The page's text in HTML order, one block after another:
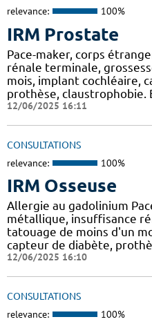
relevance: 100%
IRM Prostate
Pace-maker, corps
rénale terminale,
mois, implant cochléaire,
prothèse, claustrophobie.
12/06/2025 16:11
CONSULTATIONS
relevance: 100%
IRM Osseuse
Allergie au gadolinium
métallique, insuffisance
tatouage de moins d'un
capteur de diabète,
12/06/2025 16:10
CONSULTATIONS
relevance: 100%